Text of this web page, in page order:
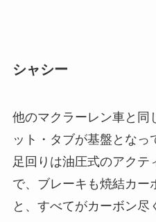
シャシー
他のマクラーレン車と同
ット・タブが基盤となっ
足回りは油圧式のアクテ
で、ブレーキも焼結カー
と、すべてがカーボン尽